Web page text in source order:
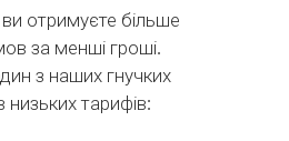
отримуєте більше
за менші гроші.
з наших гнучких
низьких тарифів: